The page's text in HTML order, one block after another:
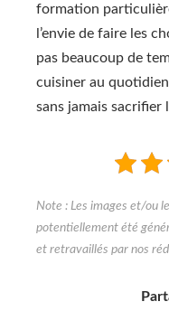
formation
l’envie de faire les
pas beaucoup de
cuisiner au
sans jamais sacrifier